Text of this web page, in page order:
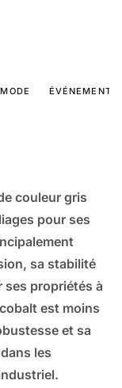
MODE ÉVÉNEMENTS
couleur gris
pour ses
sa stabilité
ses propriétés à
est moins
et sa
les